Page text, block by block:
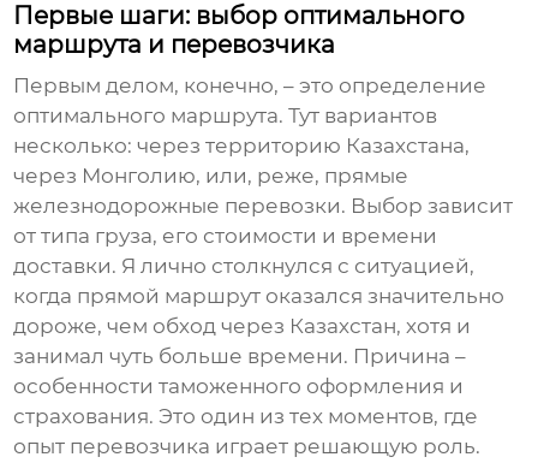
Первые шаги: выбор оптимального
маршрута и перевозчика
Первым делом, конечно, – это определение
оптимального маршрута. Тут вариантов
несколько: через территорию Казахстана,
через Монголию, или, реже, прямые
железнодорожные перевозки. Выбор зависит
от типа груза, его стоимости и времени
доставки. Я лично столкнулся с ситуацией,
когда прямой маршрут оказался значительно
дороже, чем обход через Казахстан, хотя и
занимал чуть больше времени. Причина –
особенности таможенного оформления и
страхования. Это один из тех моментов, где
опыт перевозчика играет решающую роль.